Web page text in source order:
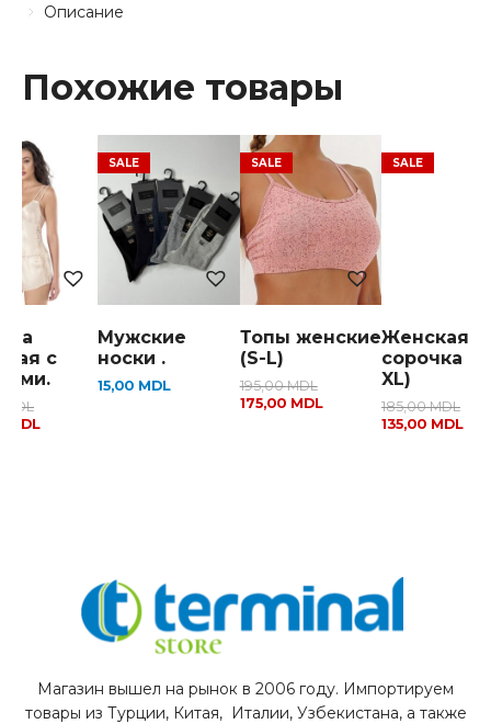
Описание
Похожие товары
с
MDL
MDL
Мужские
носки .
15,00 MDL
Топы женские
(S-L)
195,00MDL
175,00 MDL
Женская
сорочка
XL)
185,00MDL
135,00 MDL
Магазин вышел на рынок в 2006 году. Импортируем
товары из Турции, Китая, Италии, Узбекистана, а также